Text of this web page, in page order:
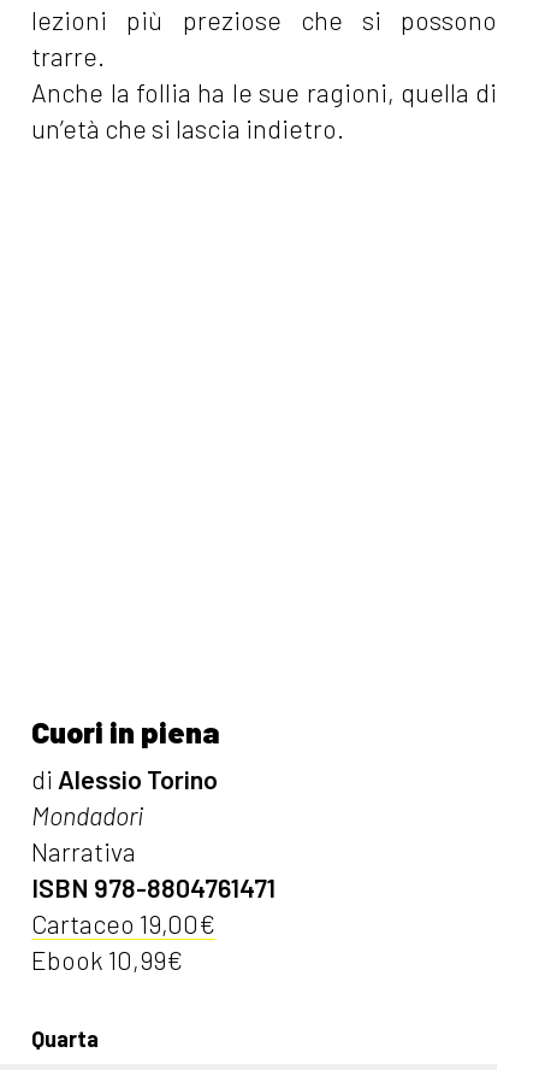
lezioni più preziose che si possono
trarre.
Anche la follia ha le sue ragioni, quella di
un’età che si lascia indietro.
Cuori in piena
di Alessio Torino
Mondadori
Narrativa
ISBN 978-8804761471
Cartaceo 19,00€
Ebook 10,99€
Quarta